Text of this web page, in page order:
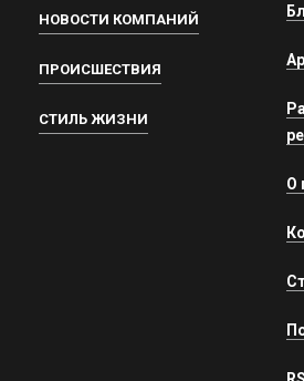
НОВОСТИ КОМПАНИЙ
ПРОИСШЕСТВИЯ
СТИЛЬ ЖИЗНИ
О